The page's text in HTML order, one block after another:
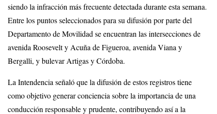
siendo la infracción más frecuente detectada durante esta semana.
Entre los puntos seleccionados para su difusión por parte del
Departamento de Movilidad se encuentran las intersecciones de
avenida Roosevelt y Acuña de Figueroa, avenida Viana y
Bergalli, y bulevar Artigas y Córdoba.
La Intendencia señaló que la difusión de estos registros tiene
como objetivo generar conciencia sobre la importancia de una
conducción responsable y prudente, contribuyendo así a la